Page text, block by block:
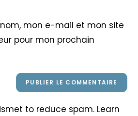
mon e-mail et mon site
pour mon prochain
to reduce spam. Learn